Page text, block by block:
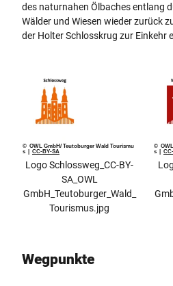
des naturnahen Ölbaches entlang
Wälder und Wiesen wieder zurück
der Holter Schlosskrug zur Einkehr
© OWL GmbH/ Teutoburger Wald Tourismu
s | CC-BY-SA
Logo Schlossweg_CC-BY-
SA_OWL
GmbH_Teutoburger_Wald_
Tourismus.jpg
© OWL
s |
Wegpunkte